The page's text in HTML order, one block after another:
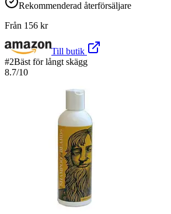
Rekommenderad återförsäljare
Från 156 kr
Till butik
#2Bäst för långt skägg
8.7/10